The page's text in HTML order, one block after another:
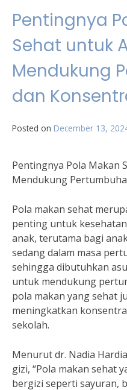
Pentingnya
Sehat untuk
Mendukung
dan
Posted on December 13,
Pentingnya Pola Makan
Mendukung
Pola makan sehat
penting untuk
anak, terutama bagi
sedang dalam masa
sehingga dibutuhkan
untuk mendukung
pola makan yang sehat
meningkatkan
sekolah.
Menurut dr. Nadia
gizi, “Pola makan sehat
bergizi seperti sayuran,